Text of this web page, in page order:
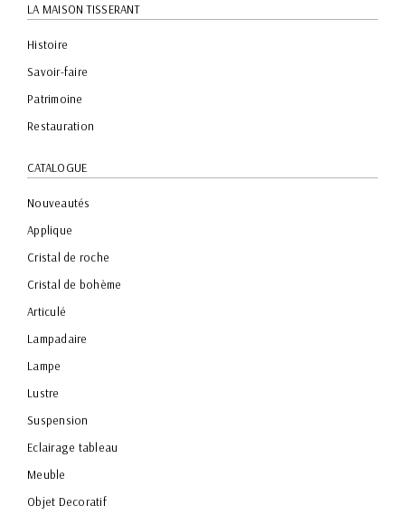
LA MAISON TISSERANT
Histoire
Savoir-faire
Patrimoine
Restauration
CATALOGUE
Nouveautés
Applique
Cristal de roche
Cristal de bohème
Articulé
Lampadaire
Lampe
Lustre
Suspension
Eclairage tableau
Meuble
Objet Decoratif